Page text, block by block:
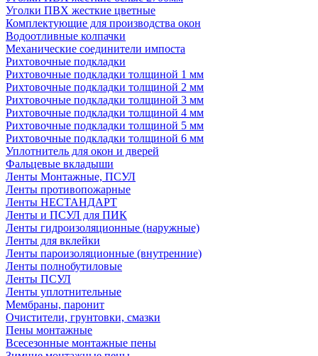
Уголки ПВХ жесткие цветные
Комплектующие для производства окон
Водоотливные колпачки
Механические соединители импоста
Рихтовочные подкладки
Рихтовочные подкладки толщиной 1 мм
Рихтовочные подкладки толщиной 2 мм
Рихтовочные подкладки толщиной 3 мм
Рихтовочные подкладки толщиной 4 мм
Рихтовочные подкладки толщиной 5 мм
Рихтовочные подкладки толщиной 6 мм
Уплотнитель для окон и дверей
Фальцевые вкладыши
Ленты Монтажные, ПСУЛ
Ленты противопожарные
Ленты НЕСТАНДАРТ
Ленты и ПСУЛ для ПИК
Ленты гидроизоляционные (наружные)
Ленты для вклейки
Ленты пароизоляционные (внутренние)
Ленты полнобутиловые
Ленты ПСУЛ
Ленты уплотнительные
Мембраны, паронит
Очистители, грунтовки, смазки
Пены монтажные
Всесезонные монтажные пены